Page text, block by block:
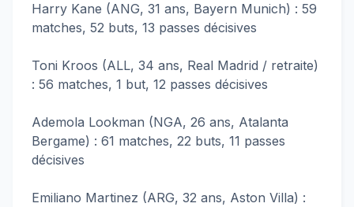
Harry Kane (ANG, 31 ans, Bayern Munich) : 59
matches, 52 buts, 13 passes décisives
Toni Kroos (ALL, 34 ans, Real Madrid / retraite)
: 56 matches, 1 but, 12 passes décisives
Ademola Lookman (NGA, 26 ans, Atalanta
Bergame) : 61 matches, 22 buts, 11 passes
décisives
Emiliano Martinez (ARG, 32 ans, Aston Villa) :